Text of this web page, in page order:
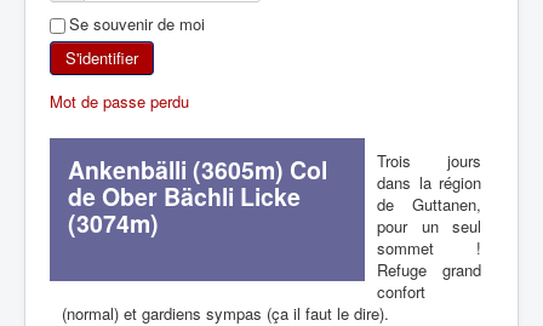
SKI DE RANDONNÉE
RANDONNÉE SPORTIVE
Se souvenir de moi
S'identifier
Mot de passe perdu
Ankenbälli (3605m) Col
de Ober Bächli Licke
(3074m)
Trois jours
dans la région
de Guttanen,
pour un seul
sommet !
Refuge grand
confort
(normal) et gardiens sympas (ça il faut le dire).